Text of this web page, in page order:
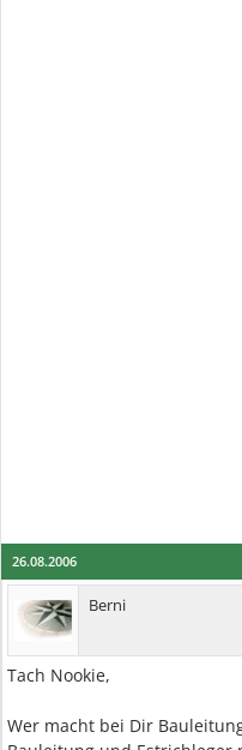
26.08.2006
Berni
Tach Nookie,
Wer macht bei Dir